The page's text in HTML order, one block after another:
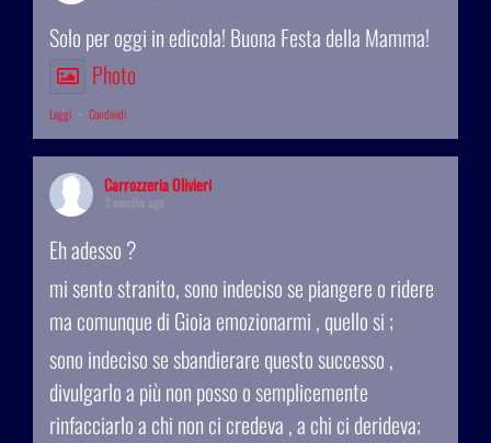
Solo per oggi in edicola! Buona Festa della Mamma!
Photo
Leggi · Condividi
Carrozzeria Olivieri
Eh adesso ?
mi sento stranito, sono indeciso se piangere o ridere
ma comunque di Gioia emozionarmi , quello si ;
sono indeciso se sbandierare questo successo ,
divulgarlo a più non posso o semplicemente
rinfacciarlo a chi non ci credeva , a chi ci derideva;